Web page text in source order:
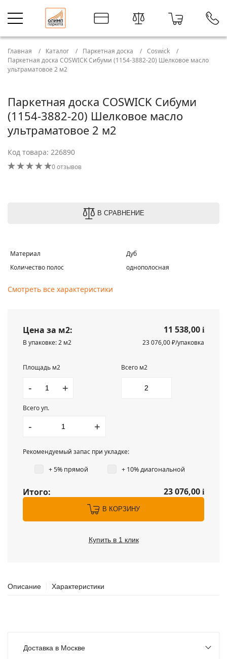
Главная Каталог Паркетная доска
Coswick
Паркетная доска COSWICK Сибуми (1154-3882-20) Шелковое масло
ультраматовое 2 м2
Паркетная доска COSWICK Сибуми
(1154-3882-20) Шелковое масло
ультраматовое 2 м2
Код товара: 226890
0 отзывов
В СРАВНЕНИЕ
Материал
Дуб
Количество полос
однополосная
Смотреть все характеристики
Цена за м2: 11 538,00 i
В упаковке: 2 м2
23 076,00 ₽/упаковка
Площадь м2
- +
Всего м2
Всего уп.
- +
Рекомендуемый запас при укладке:
+ 5% прямой + 10% диагональной
Итого: 23 076,00 i
В КОРЗИНУ
Купить в 1 клик
Описание Характеристики
Доставка в Москве